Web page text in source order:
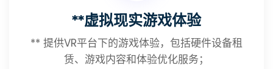
**虚拟现实游戏体验
** 提供VR平台下的游戏体验，包括硬件设备租
赁、游戏内容和体验优化服务；